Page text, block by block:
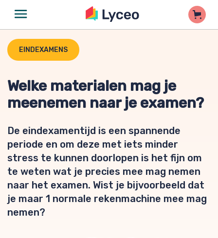
EINDEXAMENS
Welke materialen mag je
meenemen naar je examen?
De eindexamentijd is een spannende
periode en om deze met iets minder
stress te kunnen doorlopen is het fijn om
te weten wat je precies mee mag nemen
naar het examen. Wist je bijvoorbeeld dat
je maar 1 normale rekenmachine mee mag
nemen?